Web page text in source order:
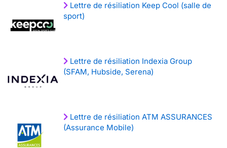
Lettre de résiliation Keep Cool (salle de
sport)
Lettre de résiliation Indexia Group
(SFAM, Hubside, Serena)
Lettre de résiliation ATM ASSURANCES
(Assurance Mobile)